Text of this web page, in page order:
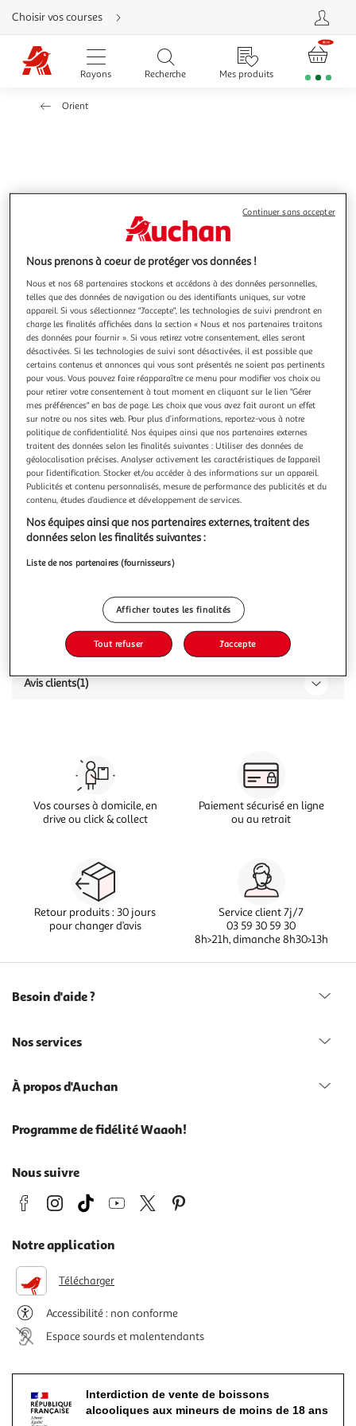
Aller
directement
au
contenu
Aller
directement
Aller
Choisir vos courses
Rayons Recherche Mes produits
Orient
1.0 (1)
Vous voulez connaître le prix de ce produit ?
Afficher le prix
/ 3700141404466
Avis clients(1)
Vos courses à domicile, en
drive ou click & collect
Paiement sécurisé en ligne
ou au retrait
Retour produits : 30 jours
pour changer d’avis
Service client 7j/7
03 59 30 59 30
8h>21h, dimanche 8h30>13h
Besoin d'aide ?
Nos services
À propos d'Auchan
Programme de fidélité Waaoh!
Nous suivre
Notre application
Télécharger
Accessibilité : non conforme
Espace sourds et malentendants
Interdiction de vente de boissons
alcooliques aux mineurs de moins de 18 ans
Nous prenons à coeur de protéger vos données !
Nous et nos 68 partenaires stockons et accédons à des données personnelles,
telles que des données de navigation ou des identifiants uniques, sur votre
appareil. Si vous sélectionnez "J'accepte", les technologies de suivi prendront en
charge les finalités affichées dans la section « Nous et nos partenaires traitons
des données pour fournir ». Si vous retirez votre consentement, elles seront
désactivées. Si les technologies de suivi sont désactivées, il est possible que
certains contenus et annonces qui vous sont présentés ne soient pas pertinents
pour vous. Vous pouvez faire réapparaître ce menu pour modifier vos choix ou
pour retirer votre consentement à tout moment en cliquant sur le lien "Gérer
mes préférences" en bas de page. Les choix que vous avez fait auront un effet
sur notre ou nos sites web. Pour plus d’informations, reportez-vous à notre
politique de confidentialité. Nos équipes ainsi que nos partenaires externes
traitent des données selon les finalités suivantes : Utiliser des données de
géolocalisation précises. Analyser activement les caractéristiques de l’appareil
pour l’identification. Stocker et/ou accéder à des informations sur un appareil.
Publicités et contenu personnalisés, mesure de performance des publicités et du
contenu, études d’audience et développement de services.
Nos équipes ainsi que nos partenaires externes, traitent des
données selon les finalités suivantes :
Liste de nos partenaires (fournisseurs)
Afficher toutes les finalités
Tout refuser J'accepte
Continuer sans accepter